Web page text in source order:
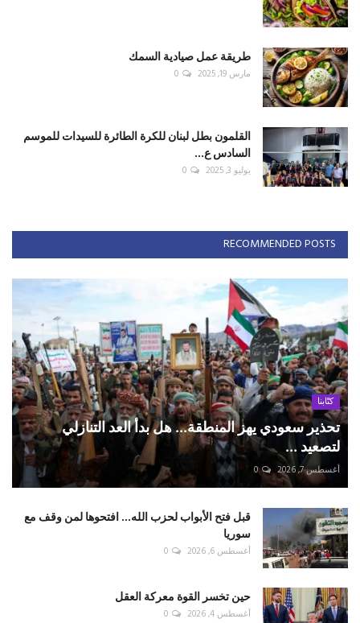
طريقة عمل صيادية السمك
مارس 19, 2025 0
القلمون بطل لبنان للكرة الطائرة للسيدات للموسم
السادس ع...
يوليو 3, 2025 0
RECOMMENDED POSTS
كتّابنا
تحذير سعودي يهز المنطقة... هل بدأ العد التنازلي
لتصعيد ...
أغسطس 7, 2026 0
قبل فتح الأبواب لحزب الله... افتحوها لمن وقف مع
سوريا
أغسطس 6, 2026 0
حين تخسر القوة معركة العقل
أغسطس 4, 2026 0